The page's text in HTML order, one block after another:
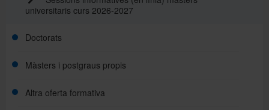
universitaris curs 2026-2027
Doctorats
Màsters i postgraus propis
Altra oferta formativa